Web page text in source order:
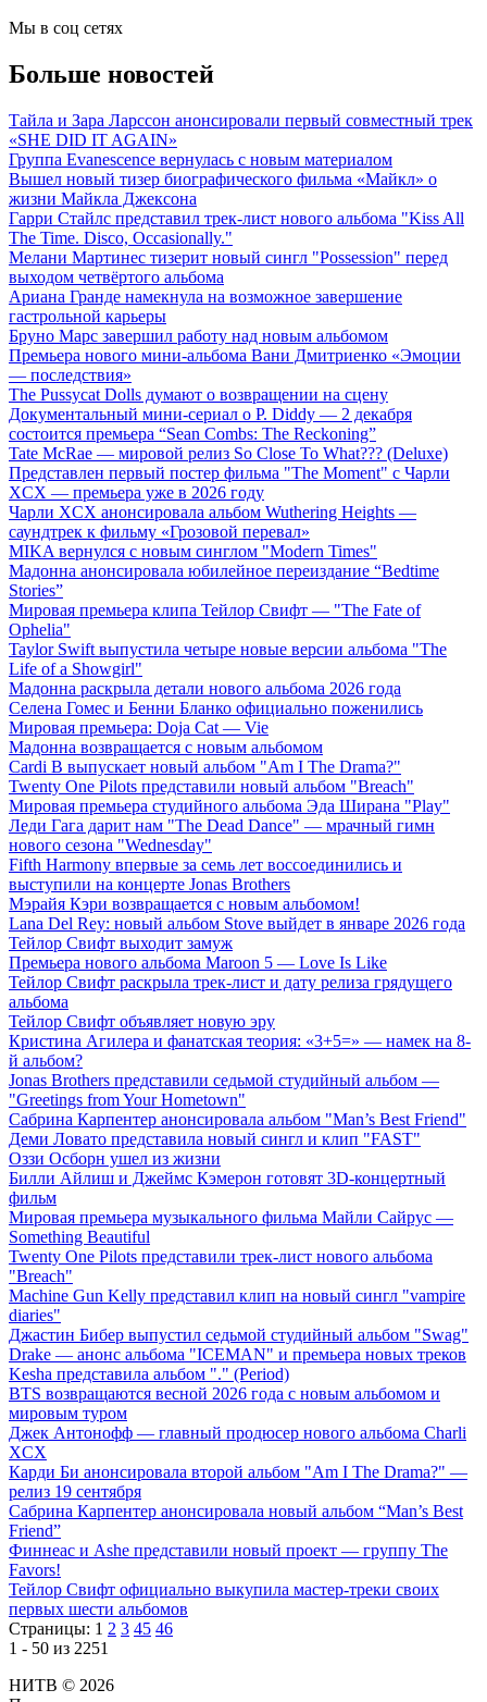
Мы в соц сетях
Больше новостей
Тайла и Зара Ларссон анонсировали первый совместный трек
«SHE DID IT AGAIN»
Группа Evanescence вернулась с новым материалом
Вышел новый тизер биографического фильма «Майкл» о
жизни Майкла Джексона
Гарри Стайлс представил трек-лист нового альбома "Kiss All
The Time. Disco, Occasionally."
Мелани Мартинес тизерит новый сингл "Possession" перед
выходом четвёртого альбома
Ариана Гранде намекнула на возможное завершение
гастрольной карьеры
Бруно Марс завершил работу над новым альбомом
Премьера нового мини-альбома Вани Дмитриенко «Эмоции
— последствия»
The Pussycat Dolls думают о возвращении на сцену
Документальный мини-сериал о P. Diddy — 2 декабря
состоится премьера “Sean Combs: The Reckoning”
Tate McRae — мировой релиз So Close To What??? (Deluxe)
Представлен первый постер фильма "The Moment" с Чарли
XCX — премьера уже в 2026 году
Чарли XCX анонсировала альбом Wuthering Heights —
саундтрек к фильму «Грозовой перевал»
MIKA вернулся с новым синглом "Modern Times"
Мадонна анонсировала юбилейное переиздание “Bedtime
Stories”
Мировая премьера клипа Тейлор Свифт — "The Fate of
Ophelia"
Taylor Swift выпустила четыре новые версии альбома "The
Life of a Showgirl"
Мадонна раскрыла детали нового альбома 2026 года
Селена Гомес и Бенни Бланко официально поженились
Мировая премьера: Doja Cat — Vie
Мадонна возвращается с новым альбомом
Cardi B выпускает новый альбом "Am I The Drama?"
Twenty One Pilots представили новый альбом "Breach"
Мировая премьера студийного альбома Эда Ширана "Play"
Леди Гага дарит нам "The Dead Dance" — мрачный гимн
нового сезона "Wednesday"
Fifth Harmony впервые за семь лет воссоединились и
выступили на концерте Jonas Brothers
Мэрайя Кэри возвращается с новым альбомом!
Lana Del Rey: новый альбом Stove выйдет в январе 2026 года
Тейлор Свифт выходит замуж
Премьера нового альбома Maroon 5 — Love Is Like
Тейлор Свифт раскрыла трек-лист и дату релиза грядущего
альбома
Тейлор Свифт объявляет новую эру
Кристина Агилера и фанатская теория: «3+5=» — намек на 8-
й альбом?
Jonas Brothers представили седьмой студийный альбом —
"Greetings from Your Hometown"
Сабрина Карпентер анонсировала альбом "Man’s Best Friend"
Деми Ловато представила новый сингл и клип "FAST"
Оззи Осборн ушел из жизни
Билли Айлиш и Джеймс Кэмерон готовят 3D-концертный
фильм
Мировая премьера музыкального фильма Майли Сайрус —
Something Beautiful
Twenty One Pilots представили трек-лист нового альбома
"Breach"
Machine Gun Kelly представил клип на новый сингл "vampire
diaries"
Джастин Бибер выпустил седьмой студийный альбом "Swag"
Drake — анонс альбома "ICEMAN" и премьера новых треков
Kesha представила альбом "." (Period)
BTS возвращаются весной 2026 года с новым альбомом и
мировым туром
Джек Антонофф — главный продюсер нового альбома Charli
XCX
Карди Би анонсировала второй альбом "Am I The Drama?" —
релиз 19 сентября
Сабрина Карпентер анонсировала новый альбом “Man’s Best
Friend”
Финнеас и Ashe представили новый проект — группу The
Favors!
Тейлор Свифт официально выкупила мастер-треки своих
первых шести альбомов
Страницы: 1 2 3 45 46
1 - 50 из 2251
НИТВ © 2026